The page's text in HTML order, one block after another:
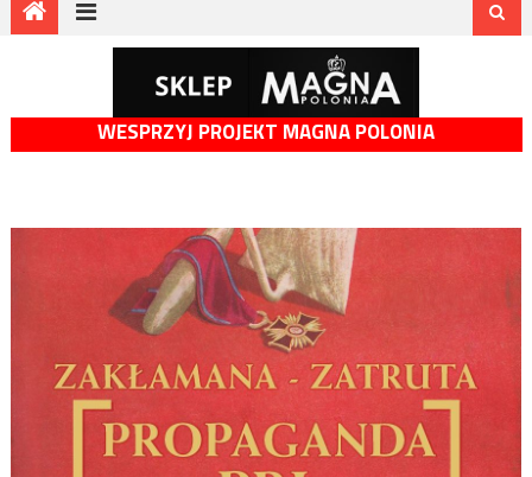
WESPRZYJ PROJEKT MAGNA POLONIA